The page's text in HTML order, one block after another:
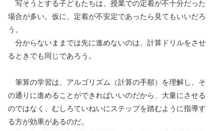
写そうとする子どもたちは、授業での定着が不十分だった
場合が多い。仮に、定着が不安定であったら見てもいいだろ
う。
分からないままでは先に進めないのは、計算ドリルをさせ
るときでも同じであろう。
筆算の学習は、アルゴリズム（計算の手順）を理解し、そ
の通りに進めることができればいいのだから、大量にさせる
のではなく、むしろていねいにステップを踏むように指導す
る方が効果があるのだ。